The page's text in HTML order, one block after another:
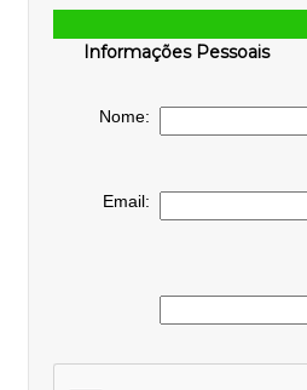
Informações Pessoais
Nome:
Email: